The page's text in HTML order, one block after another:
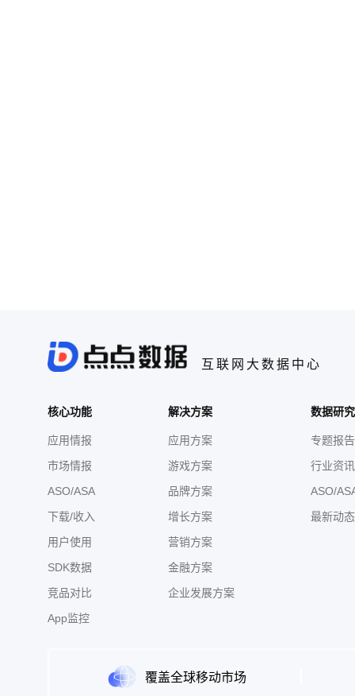
互联网大数据中心
核心功能
应用情报
市场情报
ASO/ASA
下载/收入
用户使用
SDK数据
竞品对比
App监控
解决方案
应用方案
游戏方案
品牌方案
增长方案
营销方案
金融方案
企业发展方案
数据研
专题报告
行业资讯
ASO/
最新动态
覆盖全球移动市场